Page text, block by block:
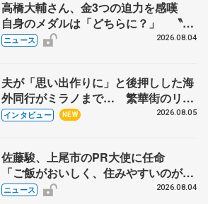
高橋大輔さん、金3つの迫力を感嘆
自身のメダルは「どちらに？」 〝リ
ス兄弟〟オリンピック3連覇の野村忠
ニュース 2026.08.04
夫が「思い出作りに」と後押しした海
外同行がミラノまで… 繁華街のリン
クでは不良のお兄さんも味方に 小林
インタビュー NEW 2026.08.05
佐藤駿、上尾市のPR大使に任命
「ご飯がおいしく、住みやすいのが魅
力」
ニュース 2026.08.04